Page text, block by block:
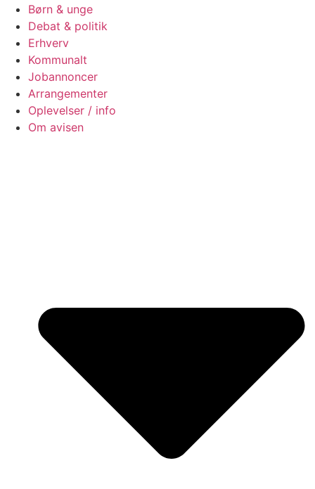
Børn & unge
Debat & politik
Erhverv
Kommunalt
Jobannoncer
Arrangementer
Oplevelser / info
Om avisen